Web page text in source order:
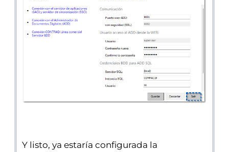
Y listo, ya estaría configurada la